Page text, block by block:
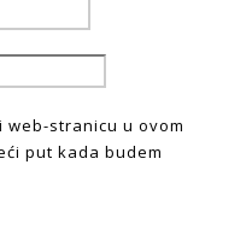
web-stranicu u ovom
put kada budem